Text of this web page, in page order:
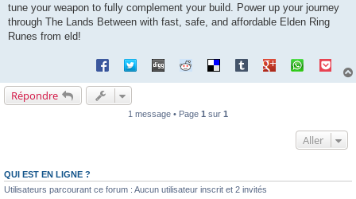
tune your weapon to fully complement your build. Power up your journey
through The Lands Between with fast, safe, and affordable Elden Ring
Runes from eld!
Répondre
1 message • Page 1 sur 1
Aller
QUI EST EN LIGNE ?
Utilisateurs parcourant ce forum : Aucun utilisateur inscrit et 2 invités